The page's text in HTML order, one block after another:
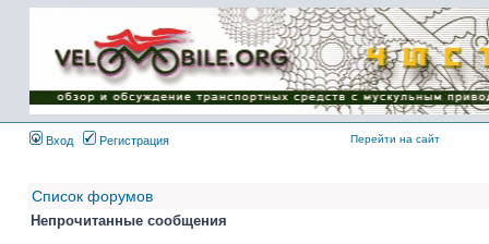
Имя пользователя:
Пароль:
{ LOG_ME_IN_SHORT
}
Вход
Регистрация Перейти на сайт
Список форумов
Непрочитанные сообщения